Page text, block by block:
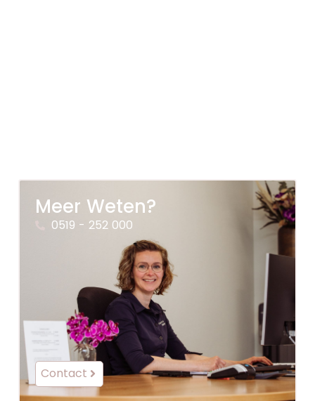
Meer Weten?
0519 - 252 000
Contact